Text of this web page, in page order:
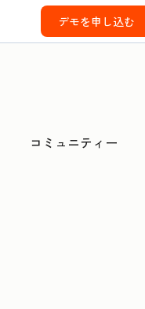
デモを申し込む
コミュニティー